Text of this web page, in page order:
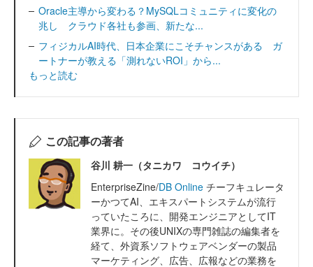
Oracle主導から変わる？MySQLコミュニティに変化の
兆し クラウド各社も参画、新たな...
フィジカルAI時代、日本企業にこそチャンスがある ガ
ートナーが教える「測れないROI」から...
もっと読む
この記事の著者
谷川 耕一（タニカワ コウイチ）
EnterpriseZine/DB Online チーフキュレータ
ーかつてAI、エキスパートシステムが流行
っていたころに、開発エンジニアとしてIT
業界に。その後UNIXの専門雑誌の編集者を
経て、外資系ソフトウェアベンダーの製品
マーケティング、広告、広報などの業務を